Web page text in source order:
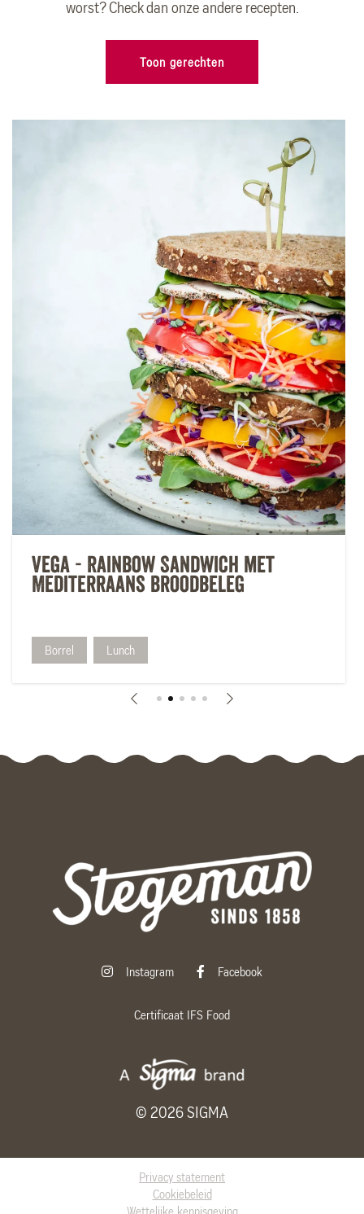
worst? Check dan onze andere recepten.
Toon gerechten
Vega - Rainbow Sandwich met
Mediterraans Broodbeleg
Borrel Lunch
Instagram Facebook
Certificaat IFS Food
© 2026 SIGMA
Privacy statement
Cookiebeleid